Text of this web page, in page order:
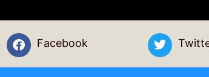
Facebook